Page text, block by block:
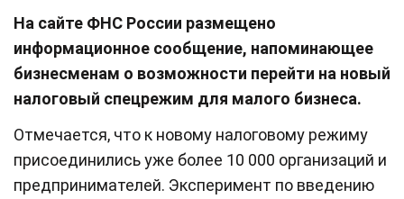
На сайте ФНС России размещено
информационное сообщение, напоминающее
бизнесменам о возможности перейти на новый
налоговый спецрежим для малого бизнеса.
Отмечается, что к новому налоговому режиму
присоединились уже более 10 000 организаций и
предпринимателей. Эксперимент по введению